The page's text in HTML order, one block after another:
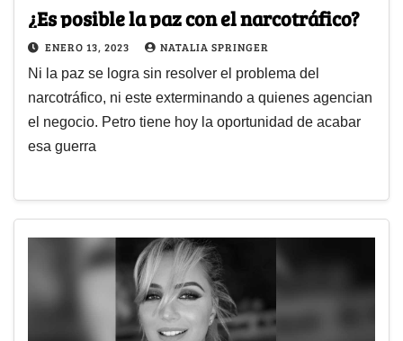
¿Es posible la paz con el narcotráfico?
ENERO 13, 2023 NATALIA SPRINGER
Ni la paz se logra sin resolver el problema del
narcotráfico, ni este exterminando a quienes agencian
el negocio. Petro tiene hoy la oportunidad de acabar
esa guerra